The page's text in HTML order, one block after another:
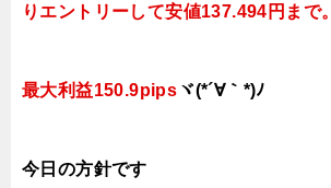
り エントリーして安値137.494円まで。
最大利益150.9pips ヾ(*´∀｀*)ﾉ
今日の方針です